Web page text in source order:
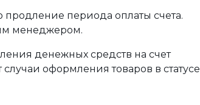
периода оплаты счета.
менеджером.
денежных средств на счет
оформления товаров в статусе